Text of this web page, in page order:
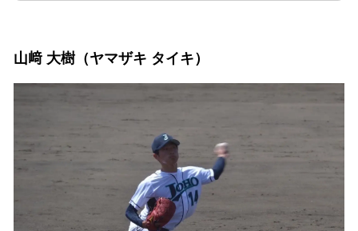
山﨑 大樹（ヤマザキ タイキ）